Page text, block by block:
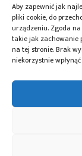
Aby zapewnić jak
pliki cookie, do
urządzeniu. Zgoda
takie jak zachowanie
na tej stronie. Brak
niekorzystnie